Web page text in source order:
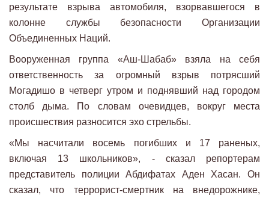
результате взрыва автомобиля, взорвавшегося в
колонне службы безопасности Организации
Объединенных Наций.
Вооруженная группа «Аш-Шабаб» взяла на себя
ответственность за огромный взрыв потрясший
Могадишо в четверг утром и поднявший над городом
столб дыма. По словам очевидцев, вокруг места
происшествия разносится эхо стрельбы.
«Мы насчитали восемь погибших и 17 раненых,
включая 13 школьников», - сказал репортерам
представитель полиции Абдифатах Аден Хасан. Он
сказал, что террорист-смертник на внедорожнике,